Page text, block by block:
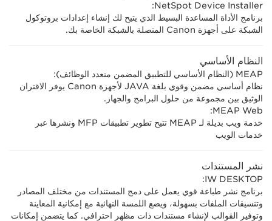
NetSpot Device Installer:
برنامج الأداة المساعدة البسيط الذي يتيح لك إنشاء إعدادات بروتوكول
الشبكة على أجهزة Canon المتصلة بالشبكة الخاصة بك.
النظام الأساسي
MEAP (النظام الأساسي للتطبيق المضمن متعدد الوظائف):
نظام أساسي مضمن وقوي بلغة JAVA لأجهزة Canon يوفر الاقتران
الوثيق بين مجموعة من حلول البرامج والجهاز.
MEAP Web:
خدمة ويب بديلة لـ MEAP تتيح تطوير تطبيقات MFP ونشرها عبر
خدمات الويب
نشر المستندات
IW DESKTOP:
برنامج نشر طباعة قوي يعمل على دمج المستندات من مختلف المصادر
وتنسيقات الملفات بسهولة، ويضع اللمسة النهائية مع إمكانية المعاينة
وتوفير القوالب لإنشاء مستندات ذات مظهر احترافي. كما يتضمن إمكانات